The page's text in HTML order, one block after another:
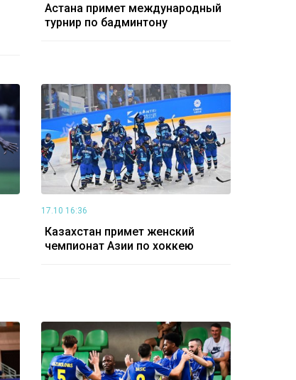
Астана примет международный
турнир по бадминтону
17.10 16:36
Казахстан примет женский
чемпионат Азии по хоккею